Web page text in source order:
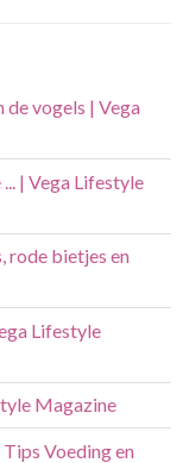
de vogels | Vega
| Vega Lifestyle
rode bietjes en
Lifestyle
Magazine
Voeding en